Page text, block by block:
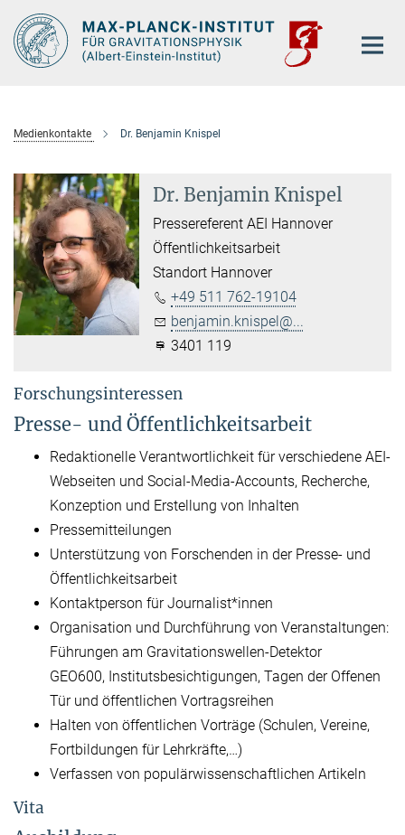
Hauptinhalt
Medienkontakte Dr. Benjamin Knispel
Dr. Benjamin Knispel
Pressereferent AEI Hannover
Öffentlichkeitsarbeit
Standort Hannover
+49 511 762-19104
benjamin.knispel@...
3401 119
Forschungsinteressen
Presse- und Öffentlichkeitsarbeit
Redaktionelle Verantwortlichkeit für verschiedene AEI-
Webseiten und Social-Media-Accounts, Recherche,
Konzeption und Erstellung von Inhalten
Pressemitteilungen
Unterstützung von Forschenden in der Presse- und
Öffentlichkeitsarbeit
Kontaktperson für Journalist*innen
Organisation und Durchführung von Veranstaltungen:
Führungen am Gravitationswellen-Detektor
GEO600, Institutsbesichtigungen, Tagen der Offenen
Tür und öffentlichen Vortragsreihen
Halten von öffentlichen Vorträge (Schulen, Vereine,
Fortbildungen für Lehrkräfte,…)
Verfassen von populärwissenschaftlichen Artikeln
Vita